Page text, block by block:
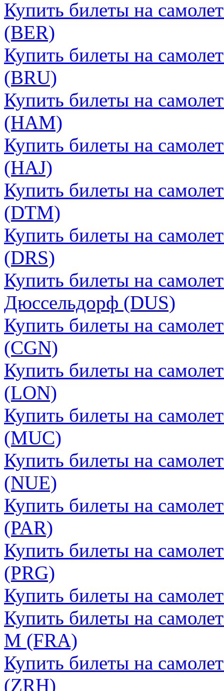
Купить билеты на
(BER)
Купить билеты на
(BRU)
Купить билеты на
(HAM)
Купить билеты на
(HAJ)
Купить билеты на
(DTM)
Купить билеты на
(DRS)
Купить билеты на
Дюссельдорф (DUS)
Купить билеты на
(CGN)
Купить билеты на
(LON)
Купить билеты на
(MUC)
Купить билеты на
(NUE)
Купить билеты на
(PAR)
Купить билеты на
(PRG)
Купить билеты на
Купить билеты на
М (FRA)
Купить билеты на
(ZRH)